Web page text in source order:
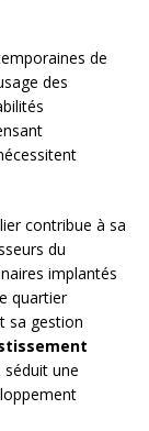
de
des
contribue à sa
du
implantés
quartier
sa gestion
séduit une